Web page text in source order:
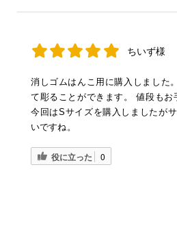
ちいず様
消しゴムはんこ用に購入しました
て彫ることができます。 値段もお
今回はSサイズを購入しましたが
いですね。
役に立った 0